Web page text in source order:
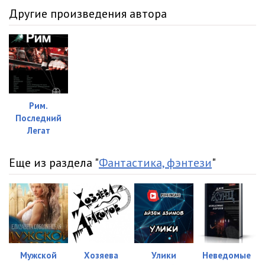
010803
010804
010805
010806
020901 06:29
020902 07:40
020903 09:51
020904 12:36
Другие произведения автора
Рим.
Последний
Легат
Еще из раздела "Фантастика, фэнтези"
Мужской
Хозяева
Улики
Неведомые